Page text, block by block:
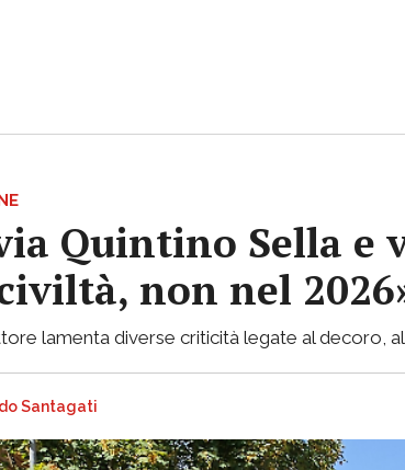
Quintino Sella e
non nel
lamenta diverse criticità legate al decoro,
Santagati